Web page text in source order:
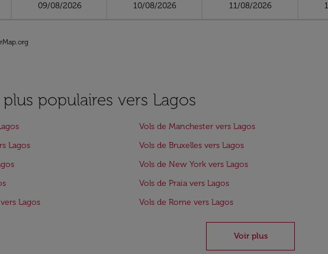
09/08/2026 10/08/2026 11/08/2026
populaires vers Lagos
Vols de Manchester vers Lagos
Lagos
Vols de Bruxelles vers Lagos
Vols de New York vers Lagos
Vols de Praia vers Lagos
Lagos
Vols de Rome vers Lagos
Voir plus